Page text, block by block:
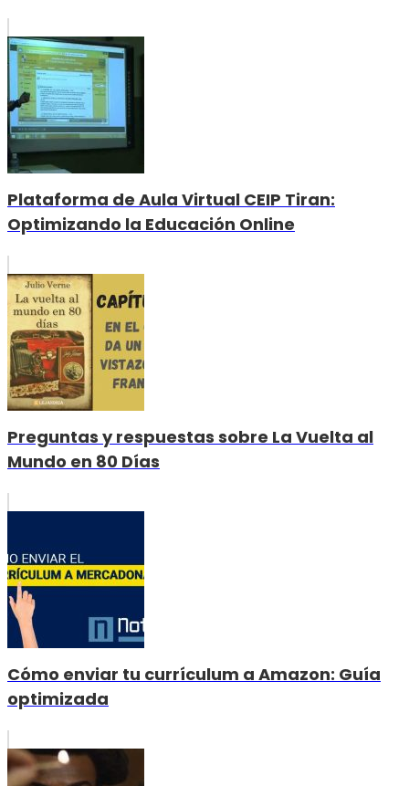
Plataforma de Aula Virtual CEIP Tiran:
Optimizando la Educación Online
Preguntas y respuestas sobre La Vuelta al
Mundo en 80 Días
Cómo enviar tu currículum a Amazon: Guía
optimizada